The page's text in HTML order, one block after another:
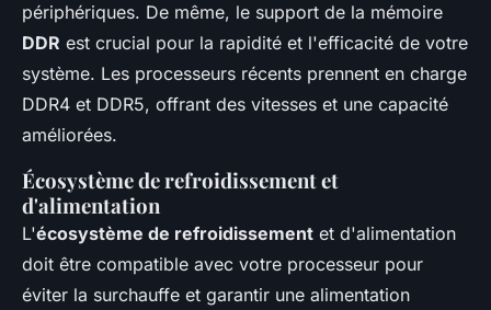
périphériques. De même, le support de la mémoire
DDR est crucial pour la rapidité et l'efficacité de votre
système. Les processeurs récents prennent en charge
DDR4 et DDR5, offrant des vitesses et une capacité
améliorées.
Écosystème de refroidissement et
d'alimentation
L'écosystème de refroidissement et d'alimentation
doit être compatible avec votre processeur pour
éviter la surchauffe et garantir une alimentation